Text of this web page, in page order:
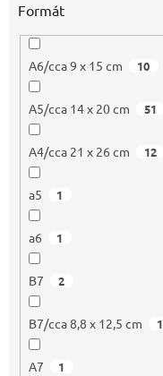
Formát
A6/cca 9 x 15 cm 10
A5/cca 14 x 20 cm 51
A4/cca 21 x 26 cm 12
a5 1
a6 1
B7 2
B7/cca 8,8 x 12,5 cm 1
A7 1